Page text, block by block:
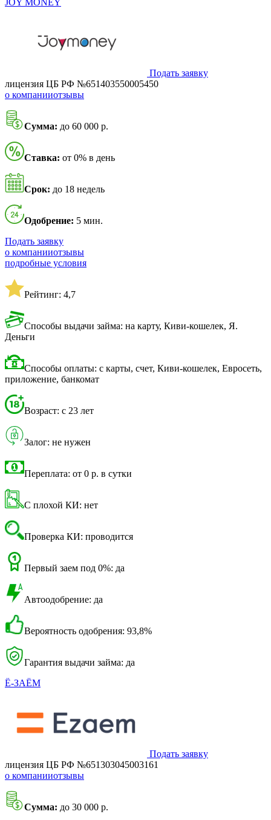
JOY MONEY
Подать заявку
лицензия ЦБ РФ №651403550005450
о компанииотзывы
Сумма: до 60 000 р.
Ставка: от 0% в день
Срок: до 18 недель
Одобрение: 5 мин.
Подать заявку
о компанииотзывы
подробные условия
Рейтинг: 4,7
Способы выдачи займа: на карту, Киви-кошелек, Я.
Деньги
Способы оплаты: с карты, счет, Киви-кошелек, Евросеть,
приложение, банкомат
Возраст: с 23 лет
Залог: не нужен
Переплата: от 0 р. в сутки
С плохой КИ: нет
Проверка КИ: проводится
Первый заем под 0%: да
Автоодобрение: да
Вероятность одобрения: 93,8%
Гарантия выдачи займа: да
Ё-ЗАЁМ
Подать заявку
лицензия ЦБ РФ №651303045003161
о компанииотзывы
Сумма: до 30 000 р.